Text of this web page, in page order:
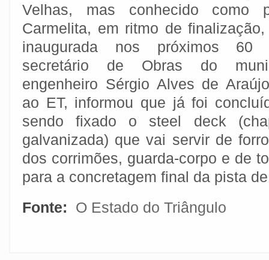
Velhas, mas conhecido como
Carmelita, em ritmo de
inaugurada nos próximos
secretário de Obras do
engenheiro Sérgio Alves de
ao ET, informou que já foi
sendo fixado o steel deck
galvanizada) que vai servir de
dos corrimões, guarda-corpo e de
para a concretagem final da pista
Fonte:
O Estado do Triângulo